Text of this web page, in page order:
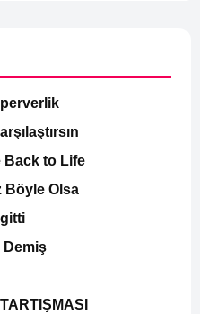
Back to Life
Böyle Olsa
Demiş